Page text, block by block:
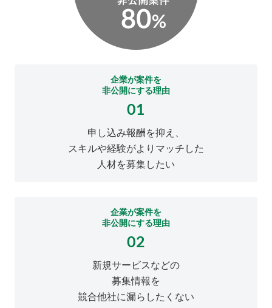
企業が案件を
非公開にする理由
01
申し込み報酬を抑え、
スキルや経験がよりマッチした
人材を募集したい
企業が案件を
非公開にする理由
02
新規サービスなどの
募集情報を
競合他社に漏らしたくない